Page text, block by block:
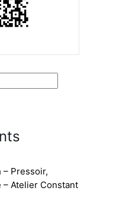
Pressoir,
Atelier Constant